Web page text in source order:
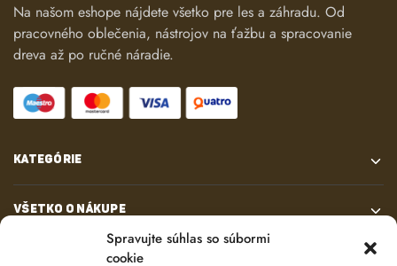
Spravujte súhlas so súbormi
cookie
Na našom eshope nájdete všetko pre les a záhradu. Od
pracovného oblečenia, nástrojov na ťažbu a spracovanie
dreva až po ručné náradie.
KATEGÓRIE
VŠETKO O NÁKUPE